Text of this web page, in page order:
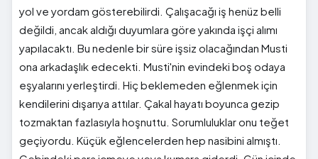
yol ve yordam gösterebilirdi. Çalışacağı iş henüz belli
değildi, ancak aldığı duyumlara göre yakında işçi alımı
yapılacaktı. Bu nedenle bir süre işsiz olacağından Musti
ona arkadaşlık edecekti. Musti'nin evindeki boş odaya
eşyalarını yerleştirdi. Hiç beklemeden eğlenmek için
kendilerini dışarıya attılar. Çakal hayatı boyunca gezip
tozmaktan fazlasıyla hoşnuttu. Sorumluluklar onu teğet
geçiyordu. Küçük eğlencelerden hep nasibini almıştı.